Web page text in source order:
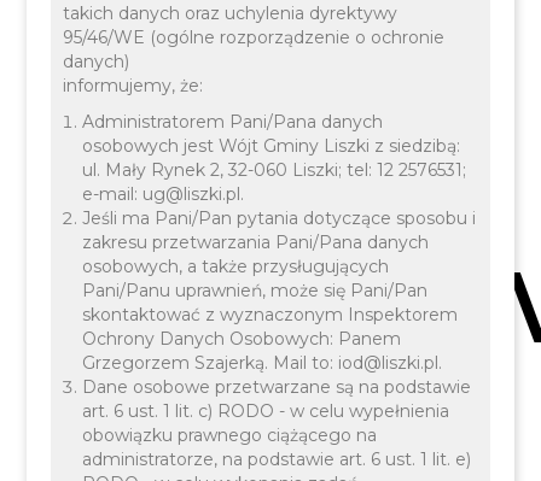
Szkoła
takich danych oraz uchylenia dyrektywy
95/46/WE (ogólne rozporządzenie o ochronie
danych)
informujemy, że:
Administratorem Pani/Pana danych
osobowych jest Wójt Gminy Liszki z siedzibą:
ul. Mały Rynek 2, 32-060 Liszki; tel: 12 2576531;
e-mail: ug@liszki.pl.
Jeśli ma Pani/Pan pytania dotyczące sposobu i
zakresu przetwarzania Pani/Pana danych
osobowych, a także przysługujących
Pani/Panu uprawnień, może się Pani/Pan
skontaktować z wyznaczonym Inspektorem
Ochrony Danych Osobowych: Panem
Grzegorzem Szajerką. Mail to: iod@liszki.pl.
Dane osobowe przetwarzane są na podstawie
art. 6 ust. 1 lit. c) RODO - w celu wypełnienia
obowiązku prawnego ciążącego na
administratorze, na podstawie art. 6 ust. 1 lit. e)